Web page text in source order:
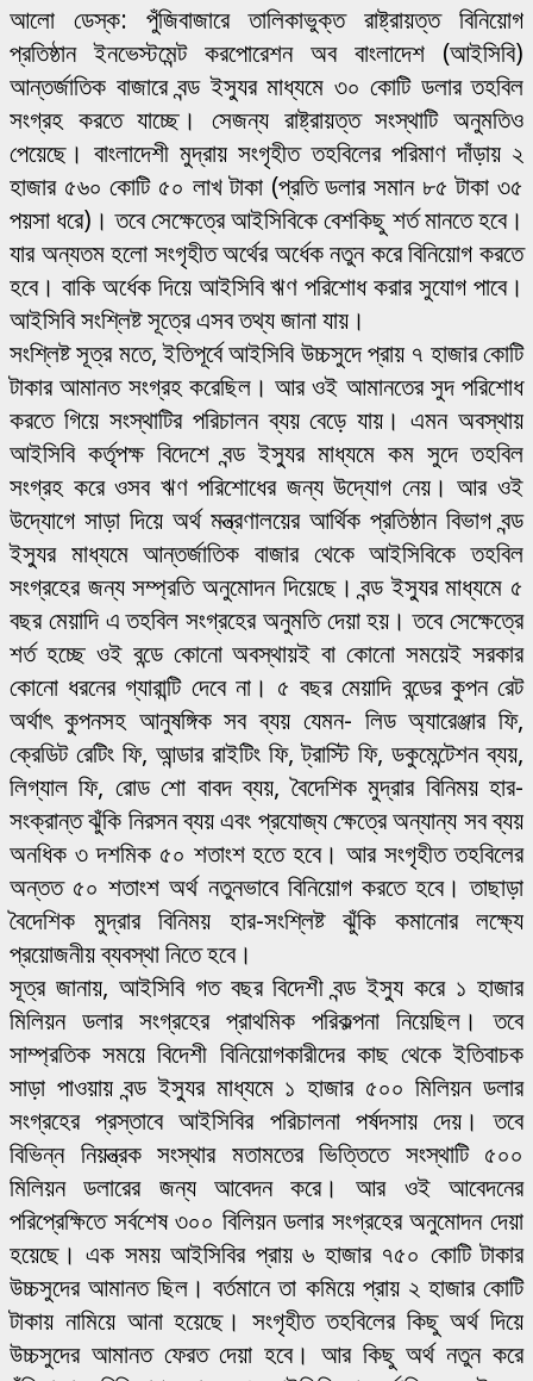
আলো ডেস্ক: পুঁজিবাজারে তালিকাভুক্ত রাষ্ট্রায়ত্ত বিনিয়োগ
প্রতিষ্ঠান ইনভেস্টমেন্ট করপোরেশন অব বাংলাদেশ (আইসিবি)
আন্তর্জাতিক বাজারে বন্ড ইস্যুর মাধ্যমে ৩০ কোটি ডলার তহবিল
সংগ্রহ করতে যাচ্ছে। সেজন্য রাষ্ট্রায়ত্ত সংস্থাটি অনুমতিও
পেয়েছে। বাংলাদেশী মুদ্রায় সংগৃহীত তহবিলের পরিমাণ দাঁড়ায় ২
হাজার ৫৬০ কোটি ৫০ লাখ টাকা (প্রতি ডলার সমান ৮৫ টাকা ৩৫
পয়সা ধরে)। তবে সেক্ষেত্রে আইসিবিকে বেশকিছু শর্ত মানতে হবে।
যার অন্যতম হলো সংগৃহীত অর্থের অর্ধেক নতুন করে বিনিয়োগ করতে
হবে। বাকি অর্ধেক দিয়ে আইসিবি ঋণ পরিশোধ করার সুযোগ পাবে।
আইসিবি সংশ্লিষ্ট সূত্রে এসব তথ্য জানা যায়।
সংশ্লিষ্ট সূত্র মতে, ইতিপূর্বে আইসিবি উচ্চসুদে প্রায় ৭ হাজার কোটি
টাকার আমানত সংগ্রহ করেছিল। আর ওই আমানতের সুদ পরিশোধ
করতে গিয়ে সংস্থাটির পরিচালন ব্যয় বেড়ে যায়। এমন অবস্থায়
আইসিবি কর্তৃপক্ষ বিদেশে বন্ড ইস্যুর মাধ্যমে কম সুদে তহবিল
সংগ্রহ করে ওসব ঋণ পরিশোধের জন্য উদ্যোগ নেয়। আর ওই
উদ্যোগে সাড়া দিয়ে অর্থ মন্ত্রণালয়ের আর্থিক প্রতিষ্ঠান বিভাগ বন্ড
ইস্যুর মাধ্যমে আন্তর্জাতিক বাজার থেকে আইসিবিকে তহবিল
সংগ্রহের জন্য সম্প্রতি অনুমোদন দিয়েছে। বন্ড ইস্যুর মাধ্যমে ৫
বছর মেয়াদি এ তহবিল সংগ্রহের অনুমতি দেয়া হয়। তবে সেক্ষেত্রে
শর্ত হচ্ছে ওই বন্ডে কোনো অবস্থায়ই বা কোনো সময়েই সরকার
কোনো ধরনের গ্যারান্টি দেবে না। ৫ বছর মেয়াদি বন্ডের কুপন রেট
অর্থাৎ কুপনসহ আনুষঙ্গিক সব ব্যয় যেমন- লিড অ্যারেঞ্জার ফি,
ক্রেডিট রেটিং ফি, আন্ডার রাইটিং ফি, ট্রাস্টি ফি, ডকুমেন্টেশন ব্যয়,
লিগ্যাল ফি, রোড শো বাবদ ব্যয়, বৈদেশিক মুদ্রার বিনিময় হার-
সংক্রান্ত ঝুঁকি নিরসন ব্যয় এবং প্রযোজ্য ক্ষেত্রে অন্যান্য সব ব্যয়
অনধিক ৩ দশমিক ৫০ শতাংশ হতে হবে। আর সংগৃহীত তহবিলের
অন্তত ৫০ শতাংশ অর্থ নতুনভাবে বিনিয়োগ করতে হবে। তাছাড়া
বৈদেশিক মুদ্রার বিনিময় হার-সংশ্লিষ্ট ঝুঁকি কমানোর লক্ষ্যে
প্রয়োজনীয় ব্যবস্থা নিতে হবে।
সূত্র জানায়, আইসিবি গত বছর বিদেশী বন্ড ইস্যু করে ১ হাজার
মিলিয়ন ডলার সংগ্রহের প্রাথমিক পরিকল্পনা নিয়েছিল। তবে
সাম্প্রতিক সময়ে বিদেশী বিনিয়োগকারীদের কাছ থেকে ইতিবাচক
সাড়া পাওয়ায় বন্ড ইস্যুর মাধ্যমে ১ হাজার ৫০০ মিলিয়ন ডলার
সংগ্রহের প্রস্তাবে আইসিবির পরিচালনা পর্ষদসায় দেয়। তবে
বিভিন্ন নিয়ন্ত্রক সংস্থার মতামতের ভিত্তিতে সংস্থাটি ৫০০
মিলিয়ন ডলারের জন্য আবেদন করে। আর ওই আবেদনের
পরিপ্রেক্ষিতে সর্বশেষ ৩০০ বিলিয়ন ডলার সংগ্রহের অনুমোদন দেয়া
হয়েছে। এক সময় আইসিবির প্রায় ৬ হাজার ৭৫০ কোটি টাকার
উচ্চসুদের আমানত ছিল। বর্তমানে তা কমিয়ে প্রায় ২ হাজার কোটি
টাকায় নামিয়ে আনা হয়েছে। সংগৃহীত তহবিলের কিছু অর্থ দিয়ে
উচ্চসুদের আমানত ফেরত দেয়া হবে। আর কিছু অর্থ নতুন করে